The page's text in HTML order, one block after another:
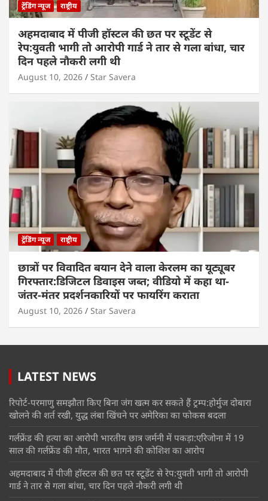
ट्रेंडिंग न्यूज राष्ट्रीय
अहमदाबाद में पीजी हॉस्टल की छत पर स्टूडेंट से
रेप:युवती भागी तो आरोपी गार्ड ने तार से गला बांधा, चार
दिन पहले नौकरी लगी थी
August 10, 2026 Star Savera
ट्रेंडिंग न्यूज राष्ट्रीय
छात्रों पर विवादित बयान देने वाला केरलम का यूट्यूबर
गिरफ्तार:डिजिटल डिवाइस जब्त; वीडियो में कहा था-
जंतर-मंतर प्रदर्शनकारियों पर फायरिंग कराता
August 10, 2026 Star Savera
LATEST NEWS
रिपोर्ट-परमाणु समझौता किए बिना जंग खत्म कर सकते हैं ट्रम्प:होर्मुज दोबारा
खोलने की शर्त रखी, युद्ध लंबा खिंचने पर अमेरिका का फोकस बदला
गर्लफ्रेंड की हत्या का आरोपी भारतीय छात्र जर्मनी में पकड़ा:एरिजोना में 19
साल की गर्लफ्रेंड की मौत, भारत भागने की कोशिश का आरोप
अहमदाबाद में पीजी हॉस्टल की छत पर स्टूडेंट से रेप:युवती भागी तो आरोपी
गार्ड ने तार से गला बांधा, चार दिन पहले नौकरी लगी थी